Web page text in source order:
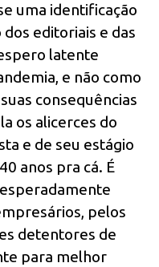
uma identificação
editoriais e das
latente
e não como
consequências
os alicerces do
e de seu estágio
anos pra cá. É
pelos
detentores de
para melhor